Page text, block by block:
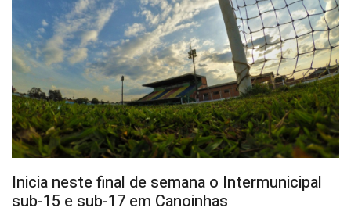
Inicia neste final de semana o Intermunicipal
sub-15 e sub-17 em Canoinhas